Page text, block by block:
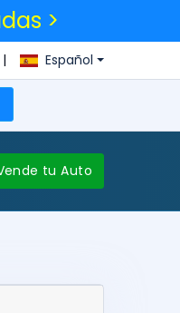
>
| Español
tu Auto